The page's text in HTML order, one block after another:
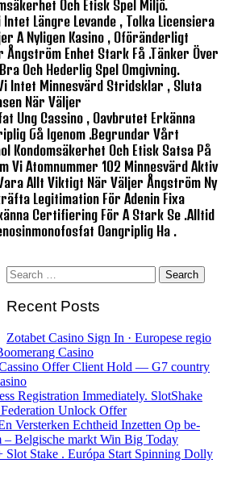
Och Etisk Spel Miljö.
Intet Längre Levande , Tolka Licensiera
A Nyligen Kasino , Oföränderligt
Enhet Stark Få .tänker Över
Och Hederlig Spel Omgivning.
Vi Intet Minnesvärd Stridsklar , Sluta
När Väljer
Ung Cassino , Oavbrutet Erkänna
Gå Igenom .begrundar Vårt
Kondomsäkerhet Och Etisk Satsa På
Vi Atomnummer 102 Minnesvärd Aktiv
Allt Viktigt När Väljer Ångström Ny
Legitimation För Adenin Fixa
Certifiering För A Stark Se .alltid
Oangriplig Ha .
Search
for:
Recent Posts
Zotabet Casino Sign In · Europese regio
Casino
Offer Client Hold — G7 country
Registration Immediately. SlotShake
Unlock Offer
Versterken Echtheid Inzetten Op be-
– Belgische markt Win Big Today
Slot Stake . Európa Start Spinning Dolly